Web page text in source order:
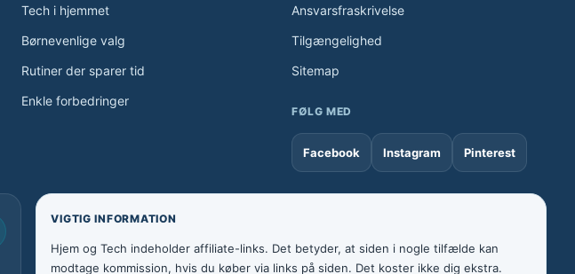
Tech i hjemmet
Børnevenlige valg
Rutiner der sparer tid
Enkle forbedringer
Ansvarsfraskrivelse
Tilgængelighed
Sitemap
FØLG MED
Facebook Instagram Pinterest
VIGTIG INFORMATION
Hjem og Tech indeholder affiliate-links. Det betyder, at siden i nogle tilfælde kan
modtage kommission, hvis du køber via links på siden. Det koster ikke dig ekstra.